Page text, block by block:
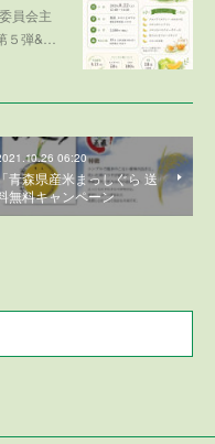
員会主
弾&…
06:20
青森県産米まっしぐら 送
無料キャンペーン